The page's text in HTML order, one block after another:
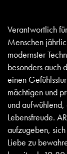
Verantwortlich
Menschen
modernster
besonders auch
einen
mächtigen und
und
Lebensfreude.
aufzugeben,
Liebe zu